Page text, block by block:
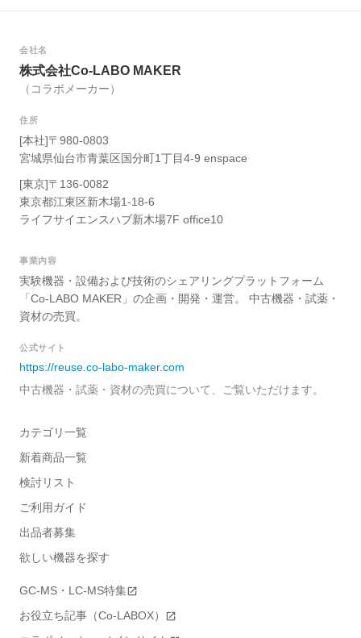
会社名
株式会社Co-LABO MAKER
（コラボメーカー）
住所
[本社]〒980-0803
宮城県仙台市青葉区国分町1丁目4-9 enspace
[東京]〒136-0082
東京都江東区新木場1-18-6
ライフサイエンスハブ新木場7F office10
事業内容
実験機器・設備および技術のシェアリングプラットフォーム
「Co-LABO MAKER」の企画・開発・運営。 中古機器・試薬・
資材の売買。
公式サイト
https://reuse.co-labo-maker.com
中古機器・試薬・資材の売買について、ご覧いただけます。
カテゴリ一覧
新着商品一覧
検討リスト
ご利用ガイド
出品者募集
欲しい機器を探す
GC-MS・LC-MS特集
お役立ち記事（Co-LABOX）